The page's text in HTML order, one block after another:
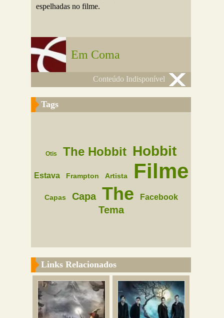
espelhadas no filme.
Em Coma
Conteúdo Indisponível
Tags
Otis The Hobbit Hobbit
Estava Frampton Artista Filme
Capas Capa The Facebook
Tema
Links Relacionados